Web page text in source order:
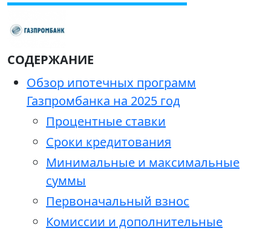
СОДЕРЖАНИЕ
Обзор ипотечных программ
Газпромбанка на 2025 год
Процентные ставки
Сроки кредитования
Минимальные и максимальные
суммы
Первоначальный взнос
Комиссии и дополнительные